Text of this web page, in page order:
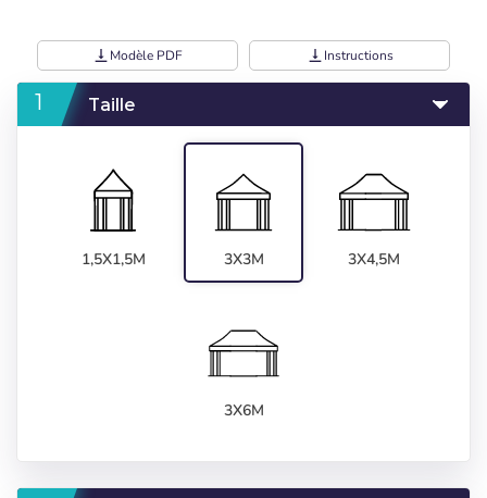
vertical_align_bottom Modèle PDF vertical_align_bottom Instructions
Taille
1,5X1,5M 3X3M 3X4,5M
3X6M